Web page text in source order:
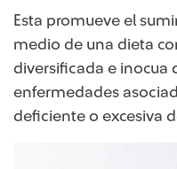
Esta promueve el
medio de una dieta
diversificada e inocua
enfermedades
deficiente o excesiva